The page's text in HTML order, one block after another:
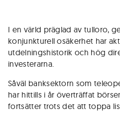
I en värld präglad av tulloro,
konjunkturell osäkerhet har
utdelningshistorik och hög
investerarna.
Såväl banksektorn som
har hittills i år överträffat
fortsätter trots det att toppa